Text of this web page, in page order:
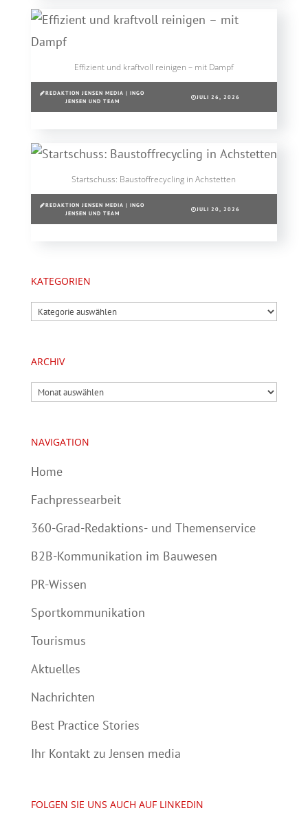
Effizient und kraftvoll reinigen – mit Dampf
REDAKTION JENSEN MEDIA | INGO
JENSEN UND TEAM
JULI 26, 2026
Startschuss: Baustoffrecycling in Achstetten
REDAKTION JENSEN MEDIA | INGO
JENSEN UND TEAM
JULI 20, 2026
KATEGORIEN
Kategorien
ARCHIV
Archiv
NAVIGATION
Home
Fachpressearbeit
360-Grad-Redaktions- und Themenservice
B2B-Kommunikation im Bauwesen
PR-Wissen
Sportkommunikation
Tourismus
Aktuelles
Nachrichten
Best Practice Stories
Ihr Kontakt zu Jensen media
FOLGEN SIE UNS AUCH AUF LINKEDIN